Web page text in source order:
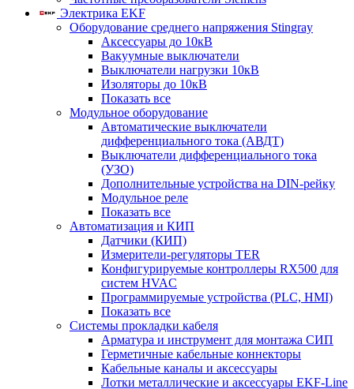
Электрика EKF
Оборудование среднего напряжения Stingray
Аксессуары до 10кВ
Вакуумные выключатели
Выключатели нагрузки 10кВ
Изоляторы до 10кВ
Показать все
Модульное оборудование
Автоматические выключатели
дифференциального тока (АВДТ)
Выключатели дифференциального тока
(УЗО)
Дополнительные устройства на DIN-рейку
Модульное реле
Показать все
Автоматизация и КИП
Датчики (КИП)
Измерители-регуляторы TER
Конфигурируемые контроллеры RX500 для
систем HVAC
Программируемые устройства (PLC, HMI)
Показать все
Системы прокладки кабеля
Арматура и инструмент для монтажа СИП
Герметичные кабельные коннекторы
Кабельные каналы и аксессуары
Лотки металлические и аксессуары EKF-Line